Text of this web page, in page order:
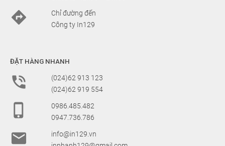

Chỉ đường đến
Công ty In129
ĐẶT HÀNG NHANH

(024)62 913 123
(024)62 919 554

0986.485.482
0947.736.786

info@in129.vn